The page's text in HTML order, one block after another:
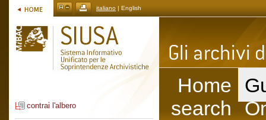
italiano | English
contrai l'albero
Home
search